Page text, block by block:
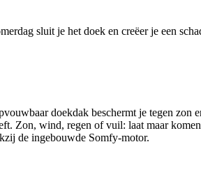
sluit je het doek en creëer je een
doekdak beschermt je tegen zon
Zon, wind, regen of vuil: laat maar
de ingebouwde Somfy-motor.